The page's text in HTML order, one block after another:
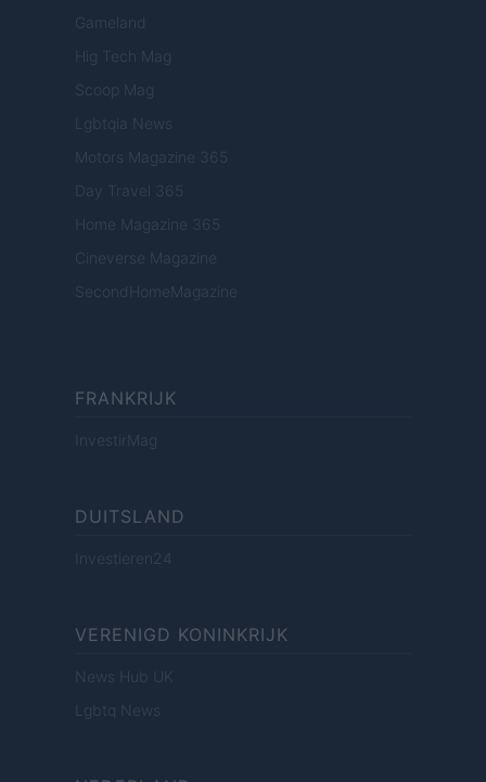
Gameland
Hig Tech Mag
Scoop Mag
Lgbtqia News
Motors Magazine 365
Day Travel 365
Home Magazine 365
Cineverse Magazine
SecondHomeMagazine
FRANKRIJK
InvestirMag
DUITSLAND
Investieren24
VERENIGD KONINKRIJK
News Hub UK
Lgbtq News